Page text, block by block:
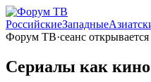
РоссийскиеЗападные
Форум ТВ·сеанс открывается
Сериалы как кино